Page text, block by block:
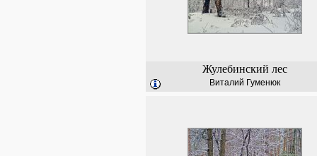
Жулебинский лес
Виталий Гуменюк